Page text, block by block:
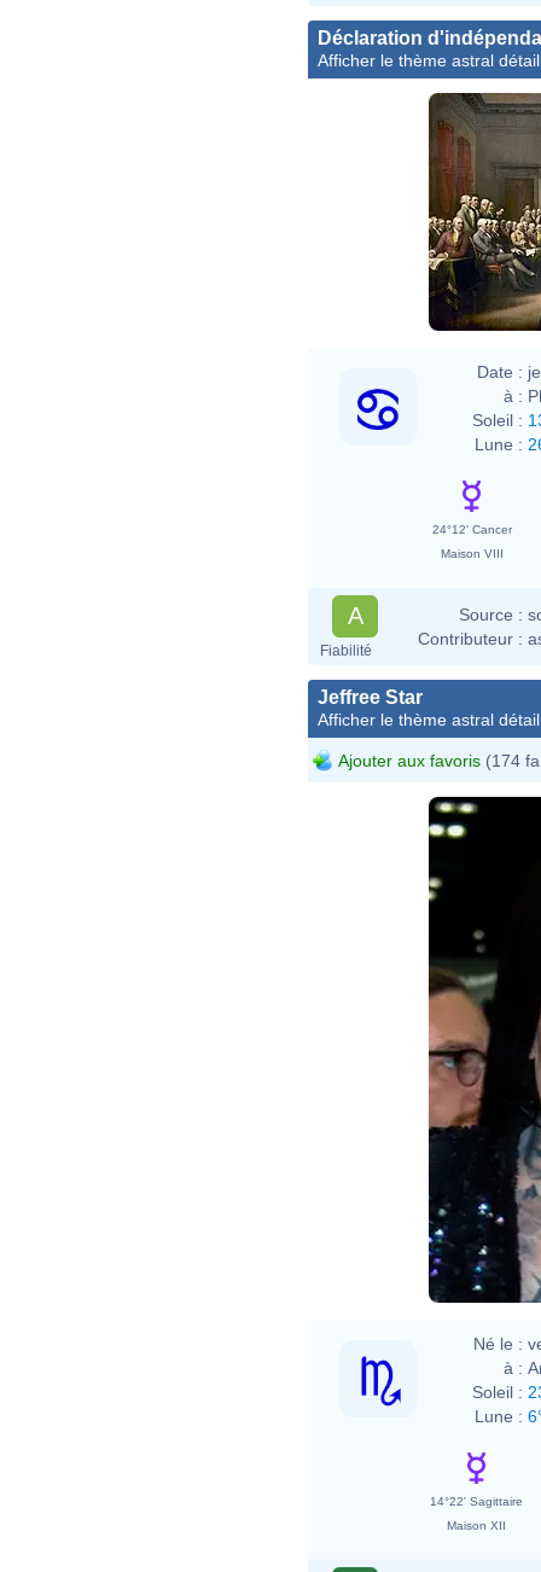
Déclaration
Afficher le thème astral
John
Date :
à :
Soleil :
Lune :
24°12' Cancer
Maison VIII
A
Fiabilité
Source :
Contributeur :
Jeffree Star
Afficher le thème astral
Ajouter aux favoris (174
Né le :
à :
Soleil :
Lune :
14°22' Sagittaire
Maison XII